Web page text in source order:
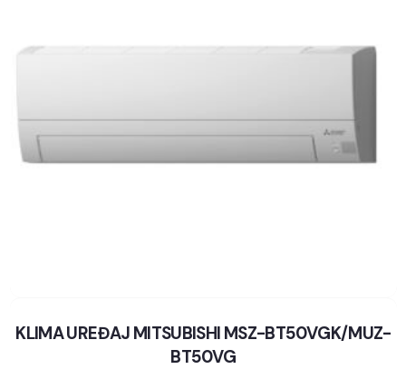
KLIMA UREĐAJ MITSUBISHI MSZ-BT50VGK/MUZ-
BT50VG